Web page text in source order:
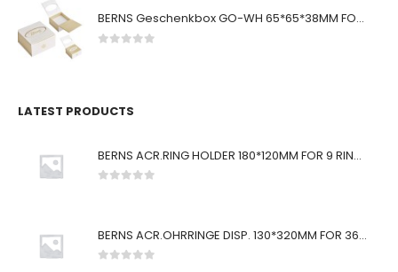
BERNS Geschenkbox GO-WH 65*65*38MM FOR SMALL SETS
LATEST PRODUCTS
BERNS ACR.RING HOLDER 180*120MM FOR 9 RINGS
BERNS ACR.OHRRINGE DISP. 130*320MM FOR 36 PAIRS